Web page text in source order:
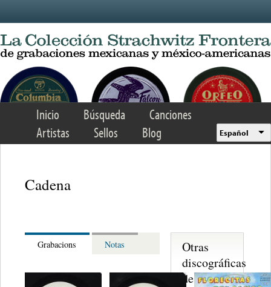
Inicio Búsqueda
Canciones
Artistas
Sellos Blog Español
Cadena
Grabacions Notas
Otras
discográficas
de nota ...